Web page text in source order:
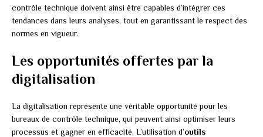
contrôle technique doivent ainsi être capables d’intégrer ces
tendances dans leurs analyses, tout en garantissant le respect des
normes en vigueur.
Les opportunités offertes par la
digitalisation
La digitalisation représente une véritable opportunité pour les
bureaux de contrôle technique, qui peuvent ainsi optimiser leurs
processus et gagner en efficacité. L’utilisation d’outils